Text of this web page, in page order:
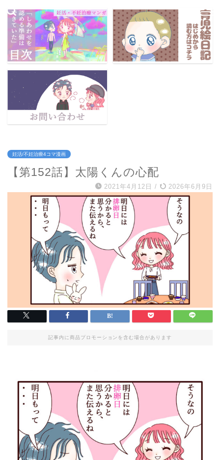
妊活/不妊治療4コマ漫画
【第152話】太陽くんの心配
2021年4月12日 / 2026年6月9日
記事内に商品プロモーションを含む場合があります